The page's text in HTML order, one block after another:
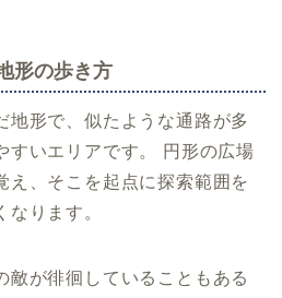
形の歩き方
地形で、似たような通路が多
すいエリアです。 円形の広場
え、そこを起点に探索範囲を
なります。
敵が徘徊していることもある